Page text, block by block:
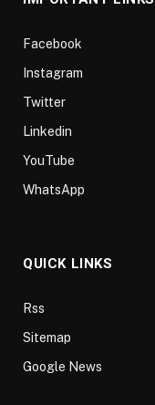
Facebook
Instagram
Twitter
Linkedin
YouTube
WhatsApp
QUICK LINKS
Rss
Sitemap
Google News